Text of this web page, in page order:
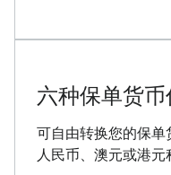
六种保单货
可自由转换您的保单
人民币、澳元或港元